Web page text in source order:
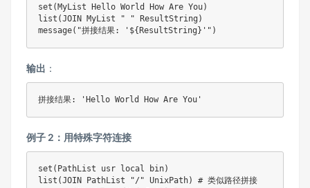
set(MyList Hello World How Are You)
list(JOIN MyList " " ResultString)
message("拼接结果: '${ResultString}'")
输出 ：
拼接结果: 'Hello World How Are You'
例子 2：用特殊字符连接
set(PathList usr local bin)
list(JOIN PathList "/" UnixPath) # 类似路径拼接